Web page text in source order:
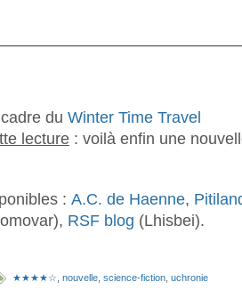
du Winter Time Travel
lecture : voilà enfin une
: A.C. de Haenne,
RSF blog (Lhisbei).
★★★★☆ nouvelle science-fiction uchronie